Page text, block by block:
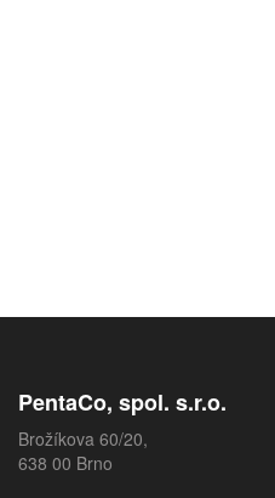
PentaCo, spol. s.r.o.
Brožíkova 60/20,
638 00 Brno